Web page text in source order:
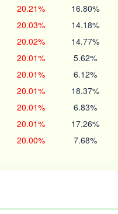
20.21% 16.80%
20.03% 14.18%
20.02% 14.77%
20.01% 5.62%
20.01% 6.12%
20.01% 18.37%
20.01% 6.83%
20.01% 17.26%
20.00% 7.68%